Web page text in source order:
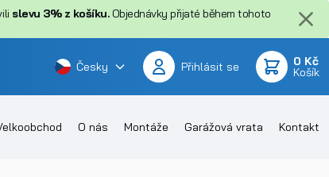
slevu 3% z košíku.Objednávky přijaté během tohoto
Česky Přihlásit se 0 Kč
Košík
O nás Montáže Garážová vrata Kontakt